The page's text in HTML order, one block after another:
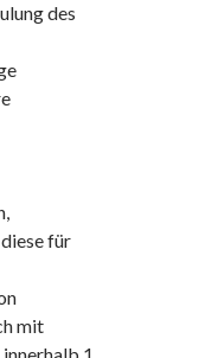
des
für
mit